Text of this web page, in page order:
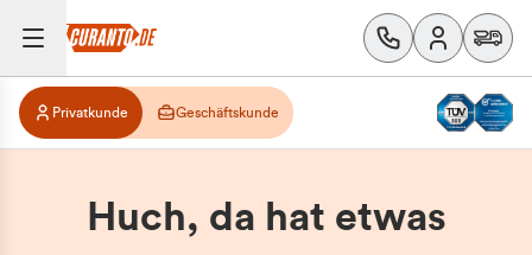
Privatkunde Geschäftskunde
Huch, da hat etwas